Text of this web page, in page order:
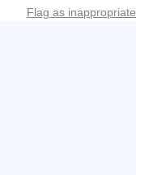
Flag as inappropriate